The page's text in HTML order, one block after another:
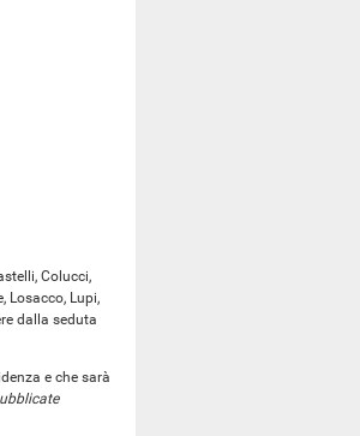
Colucci,
Losacco, Lupi,
dalla seduta
e che sarà